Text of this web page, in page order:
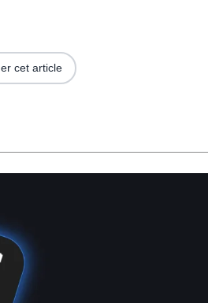
cet article